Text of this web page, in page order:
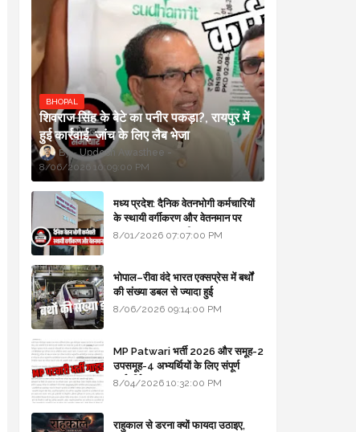
BHOPAL
शिवराज सिंह के बेटे का पनीर पकड़ा?, रायपुर में
हुई कार्रवाई, जांच के लिए लैब भेजा
Updesh Awasthee
8/06/2026 10:09:00 PM
मध्य प्रदेश: दैनिक वेतनभोगी कर्मचारियों
के स्थायी वर्गीकरण और वेतनमान पर
सरकार का बड़ा स्पष्टीकरण
8/01/2026 07:07:00 PM
भोपाल–रीवा वंदे भारत एक्सप्रेस में बर्थों
की संख्या डबल से ज्यादा हुई
8/06/2026 09:14:00 PM
MP Patwari भर्ती 2026 और समूह-2
उपसमूह-4 अभ्यर्थियों के लिए संपूर्ण
मार्गदर्शिका
8/04/2026 10:32:00 PM
राहुकाल से डरना क्यों फायदा उठाइए,